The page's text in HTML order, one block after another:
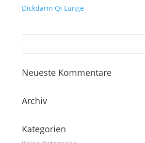
Dickdarm Qi Lunge
Neueste Kommentare
Archiv
Kategorien